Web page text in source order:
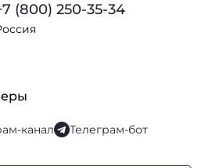
(800) 250-35-34
канал Телеграм-бот